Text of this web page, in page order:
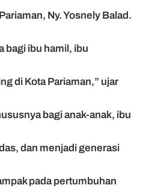
Ny. Yosnely Balad.
bagi ibu hamil, ibu
di Kota Pariaman,” ujar
bagi anak-anak, ibu
dan menjadi generasi
pada pertumbuhan